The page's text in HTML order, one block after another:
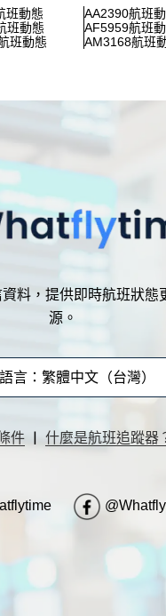
班動態 AA2390航班
班動態 AF5959航班
班動態 AM3168航班
，提供即時航班狀態
源。
言：繁體中文（台灣）
件 | 什麼是航班追蹤器